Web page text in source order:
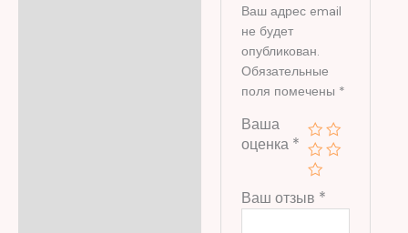
Ваш адрес email
не будет
опубликован.
Обязательные
поля помечены *
Ваша
оценка *
Ваш отзыв *